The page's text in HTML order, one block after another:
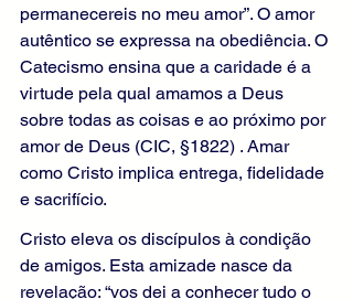
permanecereis no meu amor”. O amor
autêntico se expressa na obediência. O
Catecismo ensina que a caridade é a
virtude pela qual amamos a Deus
sobre todas as coisas e ao próximo por
amor de Deus (CIC, §1822) . Amar
como Cristo implica entrega, fidelidade
e sacrifício.
Cristo eleva os discípulos à condição
de amigos. Esta amizade nasce da
revelação: “vos dei a conhecer tudo o